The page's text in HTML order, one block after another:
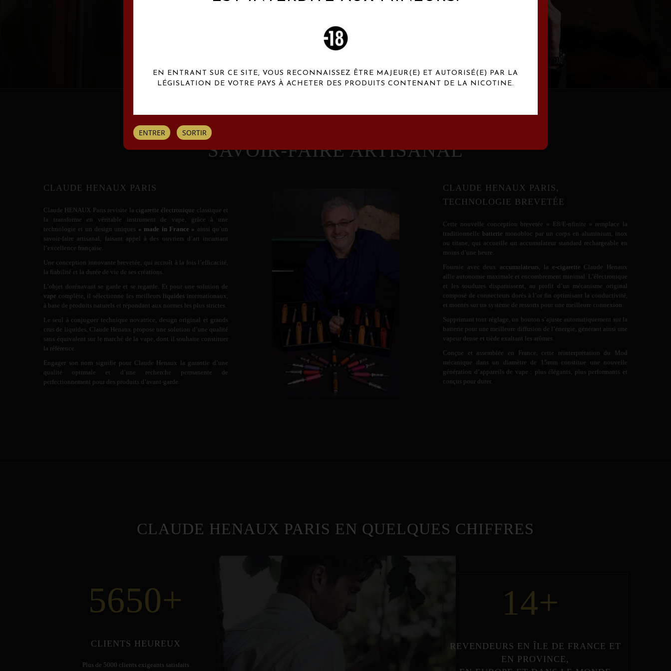
SAVOIR-FAIRE ARTISANAL
CLAUDE HENAUX PARIS
Claude HENAUX Paris revisite la cigarette électronique classique et
la transforme en véritable instrument de vape, grâce à une
technologie et un design uniques « made in France » ainsi qu’un
savoir-faire artisanal, faisant appel à des ouvriers d’art incarnant
l’excellence française.
Une conception innovante brevetée, qui accroît à la fois l’efficacité,
la fiabilité et la durée de vie de ses créations.
L’objet dorénavant se garde et se regarde. Et pour une solution de
vape complète, il sélectionne les meilleurs liquidesinternationaux,
à base de produits naturels et répondant aux normes les plus strictes.
Le seul à conjuguer technique novatrice, design original et grands
crus de liquides, Claude Henaux propose une solution d’une qualité
sans équivalent sur le marché de la vape, dont il souhaite constituer
la référence.
Engager son nom signifie pour Claude Henaux la garantie d’une
qualité optimale et d’une recherche permanente de
perfectionnement pour des produits d’avant-garde.
CLAUDE HENAUX PARIS,
TECHNOLOGIE BREVETÉE
Cette nouvelle conception brevetée « E8/E-nfinite » remplace la
traditionnelle batterie monobloc par un corps en aluminium, inox
ou titane, qui accueille un accumulateur standard rechargeable en
moins d’une heure.
Fournie avec deux accumulateurs , la e-cigarette Claude Henaux
allie autonomie maximale et encombrement minimal. L’électronique
et les soudures disparaissent, au profit d’un mécanisme original
composé de connecteurs dorés à l’or fin optimisant la conductivité,
et montés sur un système de ressorts pour une meilleure connexion.
Supprimant tout réglage, un bouton s’ajuste automatiquement sur la
batterie pour une meilleure diffusion de l’énergie, générant ainsi une
vapeur dense et tiède exaltant les arômes.
Conçue et assemblée en France, cette réinterprétation du Mod
mécanique dans un diamètre de 15mm constitue une nouvelle
génération d’appareils de vape : plus élégants, plus performants et
conçus pour durer.
CLAUDE HENAUX PARIS EN QUELQUES CHIFFRES
5650+
CLIENTS HEUREUX
Plus de 5000 clients exigeants satisfaits
14+
REVENDEURS EN ÎLE DE FRANCE ET
EN PROVINCE,
EN ENTRANT SUR CE SITE, VOUS RECONNAISSEZ ÊTRE MAJEUR(E) ET AUTORISÉ(E) PAR LA
LÉGISLATION DE VOTRE PAYS À ACHETER DES PRODUITS CONTENANT DE LA NICOTINE.
ENTRER SORTIR